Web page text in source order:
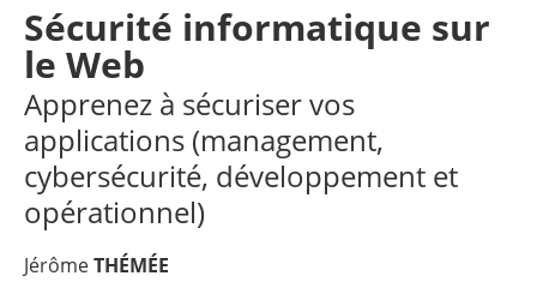
Sécurité informatique sur
le Web
Apprenez à sécuriser vos
applications (management,
cybersécurité, développement et
opérationnel)
JérômeTHÉMÉE